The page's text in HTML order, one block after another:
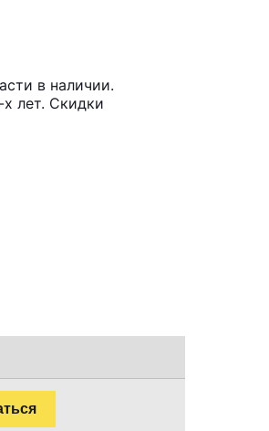
в наличии.
лет. Скидки